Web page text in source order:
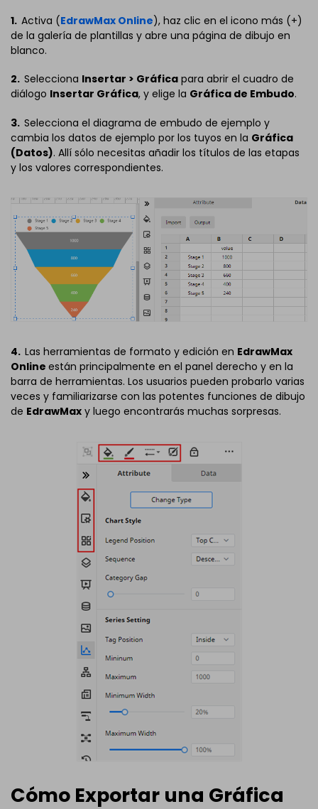
1. Activa (EdrawMax Online), haz clic en el icono más (+)
de la galería de plantillas y abre una página de dibujo en
blanco.
2. Selecciona Insertar > Gráfica para abrir el cuadro de
diálogo Insertar Gráfica, y elige la Gráfica de Embudo.
3. Selecciona el diagrama de embudo de ejemplo y
cambia los datos de ejemplo por los tuyos en la Gráfica
(Datos). Allí sólo necesitas añadir los títulos de las etapas
y los valores correspondientes.
4. Las herramientas de formato y edición en EdrawMax
Online están principalmente en el panel derecho y en la
barra de herramientas. Los usuarios pueden probarlo varias
veces y familiarizarse con las potentes funciones de dibujo
de EdrawMax y luego encontrarás muchas sorpresas.
Cómo Exportar una Gráfica